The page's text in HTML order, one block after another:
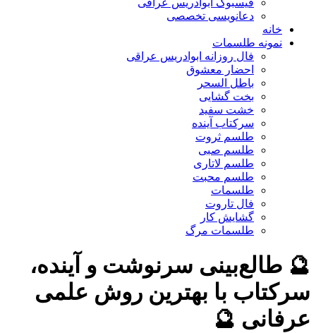
دعانویسی تخصصی
خانه
نمونه طلسمات
فال روزانه ابوادریس عراقی
احضار معشوق
باطل السحر
بخت گشایی
خشت سفید
سرکتاب آینده
طلسم ثروت
طلسم صبی
طلسم لاتاری
طلسم محبت
طلسمات
فال تاروت
گشایش کار
طلسمات مرگ
🔮 طالع‌بینی سرنوشت و آینده،
سرکتاب با بهترین روش علمی
عرفانی 🔮